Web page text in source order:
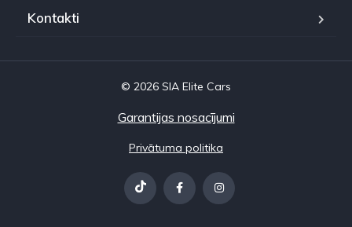
Kontakti
© 2026 SIA Elite Cars
Garantijas nosacījumi
Privātuma politika